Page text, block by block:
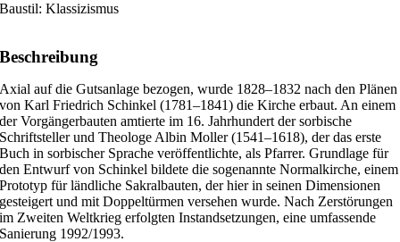
Baustil: Klassizismus
Beschreibung
Axial auf die Gutsanlage bezogen, wurde 1828–1832 nach den Plänen
von Karl Friedrich Schinkel (1781–1841) die Kirche erbaut. An einem
der Vorgängerbauten amtierte im 16. Jahrhundert der sorbische
Schriftsteller und Theologe Albin Moller (1541–1618), der das erste
Buch in sorbischer Sprache veröffentlichte, als Pfarrer. Grundlage für
den Entwurf von Schinkel bildete die sogenannte Normalkirche, einem
Prototyp für ländliche Sakralbauten, der hier in seinen Dimensionen
gesteigert und mit Doppeltürmen versehen wurde. Nach Zerstörungen
im Zweiten Weltkrieg erfolgten Instandsetzungen, eine umfassende
Sanierung 1992/1993.